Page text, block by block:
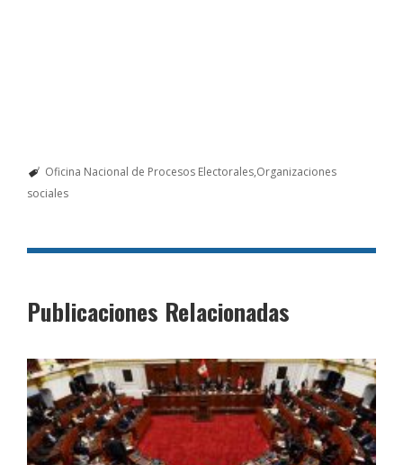
Oficina Nacional de Procesos Electorales Organizaciones
sociales
Publicaciones Relacionadas